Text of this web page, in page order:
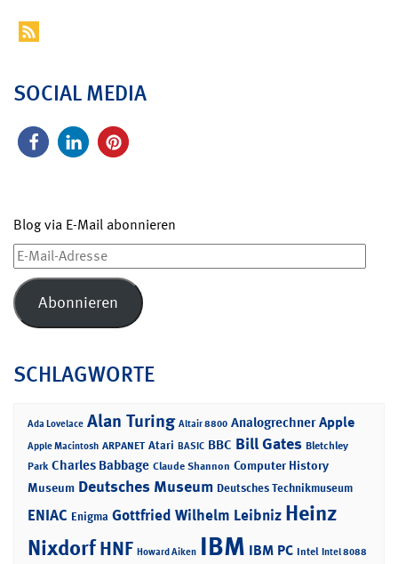
SOCIAL MEDIA
Blog via E-Mail abonnieren
E-
Mail-
Adresse
Abonnieren
SCHLAGWORTE
Ada Lovelace Alan Turing Altair 8800 Analogrechner Apple
Apple Macintosh ARPANET Atari BASIC BBC Bill Gates Bletchley
Park Charles Babbage Claude Shannon Computer History
Museum Deutsches Museum Deutsches Technikmuseum
ENIAC Enigma Gottfried Wilhelm Leibniz Heinz
NixdorfHNF Howard Aiken IBM IBM PC Intel Intel 8088